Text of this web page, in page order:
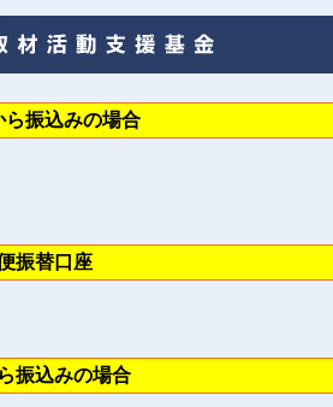
ら振込みの場合
振替口座
振込みの場合